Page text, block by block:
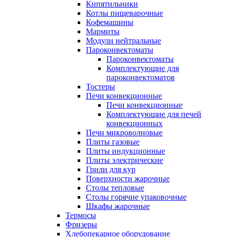
Кипятильники
Котлы пищеварочные
Кофемашины
Мармиты
Модули нейтральные
Пароконвектоматы
Пароконвектоматы
Комплектующие для
пароконвектоматов
Тостеры
Печи конвекционные
Печи конвекционные
Комплектующие для печей
конвекционных
Печи микроволновые
Плиты газовые
Плиты индукционные
Плиты электрические
Грили для кур
Поверхности жарочные
Столы тепловые
Столы горячие упаковочные
Шкафы жарочные
Термосы
Фризеры
Хлебопекарное оборудование